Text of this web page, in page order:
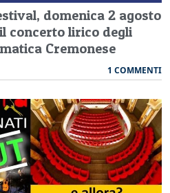
domenica 2 agosto
concerto lirico degli
Cremonese
1 COMMENTI